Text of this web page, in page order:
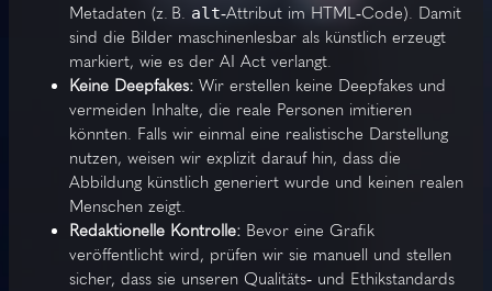
Metadaten (z. B. alt‑Attribut im HTML‑Code). Damit
sind die Bilder maschinenlesbar als künstlich erzeugt
markiert, wie es der AI Act verlangt.
Keine Deepfakes:Wir erstellen keine Deepfakes und
vermeiden Inhalte, die reale Personen imitieren
könnten. Falls wir einmal eine realistische Darstellung
nutzen, weisen wir explizit darauf hin, dass die
Abbildung künstlich generiert wurde und keinen realen
Menschen zeigt.
Redaktionelle Kontrolle:Bevor eine Grafik
veröffentlicht wird, prüfen wir sie manuell und stellen
sicher, dass sie unseren Qualitäts‑ und Ethikstandards